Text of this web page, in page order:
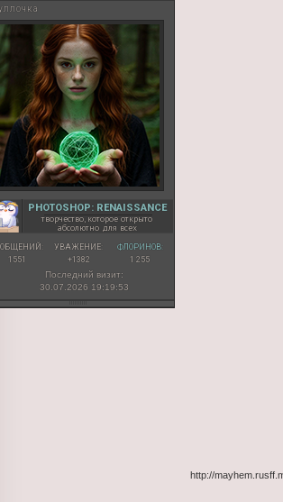
PHOTOSHOP: RENAISSANCE
творчество, которое открыто
абсолютно для всех
1551
УВАЖЕНИЕ:
+1382
ФЛОРИНОВ:
1 255
Последний визит:
30.07.2026 19:19:53
http://